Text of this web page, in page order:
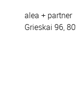
alea + partner
Grieskai 96,